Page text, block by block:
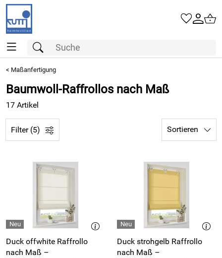
< Maßanfertigung
Baumwoll-Raffrollos nach Maß
17 Artikel
Filter (5) Sortieren
Duck offwhite Raffrollo
nach Maß –
Duck strohgelb Raffrollo
nach Maß –